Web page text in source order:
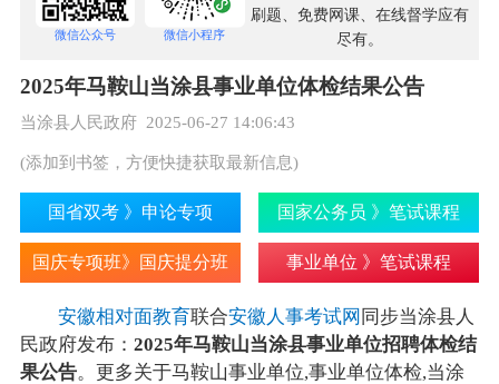
微信公众号 微信小程序
刷题、免费网课、在线督学应有
尽有。
2025年马鞍山当涂县事业单位体检结果公告
当涂县人民政府 2025-06-27 14:06:43
(添加到书签，方便快捷获取最新信息)
国省双考 》申论专项 国家公务员 》笔试课程
国庆专项班》国庆提分班 事业单位 》笔试课程
安徽相对面教育联合安徽人事考试网 同步当涂县人
民政府发布：2025年马鞍山当涂县事业单位招聘体检结
果公告。更多关于马鞍山事业单位,事业单位体检,当涂